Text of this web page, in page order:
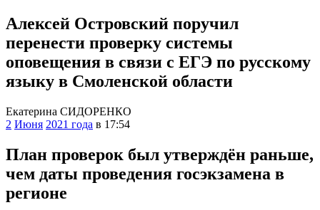
Алексей Островский поручил
перенести проверку системы
оповещения в связи с ЕГЭ по русскому
языку в Смоленской области
Екатерина СИДОРЕНКО
2 Июня 2021 года в 17:54
План проверок был утверждён раньше,
чем даты проведения госэкзамена в
регионе